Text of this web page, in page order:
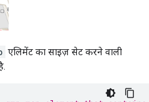
एलिमेंट का साइज़ सेट करने वाली